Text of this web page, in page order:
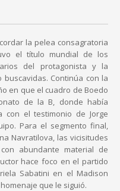
la pelea consagratoria
el título mundial de los
del protagonista y la
Continúa con la
en que el cuadro de Boedo
de la B, donde había
con el testimonio de Jorge
Para el segmento final,
Navratilova, las vicisitudes
abundante material de
hace foco en el partido
Sabatini en el Madison
que le siguió.